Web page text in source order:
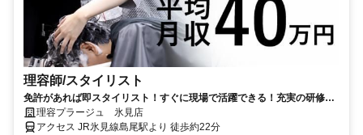
理容師/スタイリスト
免許があれば即スタイリスト！すぐに現場で活躍できる！充実の研修制
度！理容プラージュ 氷見店
アクセス JR氷見線島尾駅より 徒歩約22分